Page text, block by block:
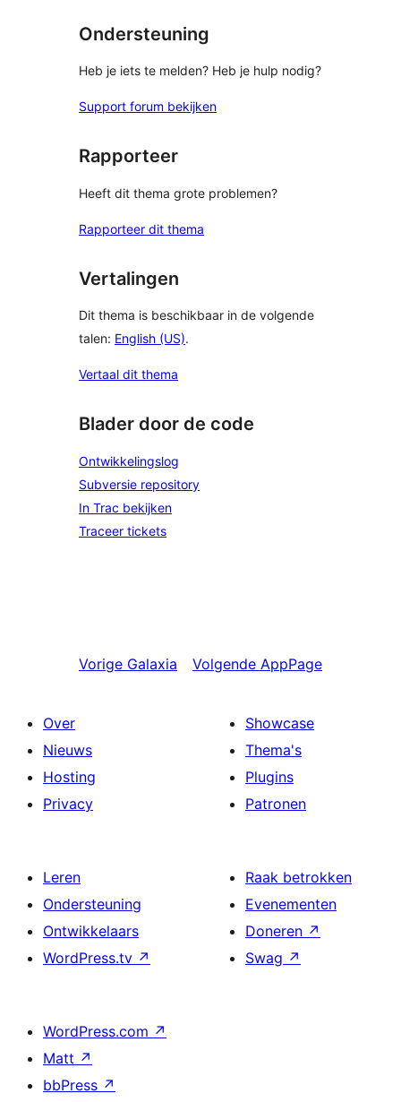
Ondersteuning
Heb je iets te melden? Heb je hulp nodig?
Support forum bekijken
Rapporteer
Heeft dit thema grote problemen?
Rapporteer dit thema
Vertalingen
Dit thema is beschikbaar in de volgende
talen: English (US).
Vertaal dit thema
Blader door de code
Ontwikkelingslog
Subversie repository
In Trac bekijken
Traceer tickets
Vorige Galaxia Volgende AppPage
Over
Nieuws
Hosting
Privacy
Showcase
Thema's
Plugins
Patronen
Leren
Ondersteuning
Ontwikkelaars
WordPress.tv ↗
Raak betrokken
Evenementen
Doneren ↗
Swag ↗
WordPress.com ↗
Matt ↗
bbPress ↗